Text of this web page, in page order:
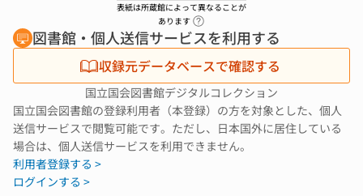
表紙は所蔵館によって異なることが
あります
図書館・個人送信サービスを利用する
収録元データベースで確認する
国立国会図書館デジタルコレクション
国立国会図書館の登録利用者（本登録）の方を対象とした、個人
送信サービスで閲覧可能です。ただし、日本国外に居住している
場合は、個人送信サービスを利用できません。
利用者登録する >
ログインする >